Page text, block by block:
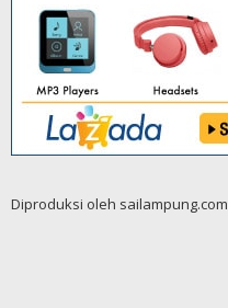
Diproduksi oleh sailampung.com